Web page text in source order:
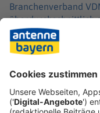
Branchenverband
überdurchschnittlich
von Produkten den
von 50 Prozent
Verbands der
diese zusätzlichen